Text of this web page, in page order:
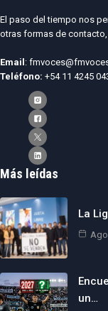
El paso del tiempo nos
otras formas de
Email :
Teléfono: +54 11 4245
Más leídas
La
un…